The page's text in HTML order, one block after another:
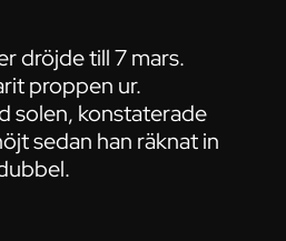
dröjde till 7 mars.
proppen ur.
solen, konstaterade
sedan han räknat in